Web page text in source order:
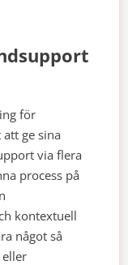
för
ge sina
via flera
process på
kontextuell
något så